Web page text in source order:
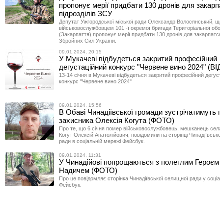
пропонує мерії придбати 130 дронів для
підрозділів ЗСУ
Депутат Ужгородської міської ради Олександр Волосянський,
військовослужбовцем 101 -ї окремої бригади Територіальної
(Закарпаття) пропонує мерії придбати 130 дронів для
Збройних Сил України.
09.01.2024, 20:15
У Мукачеві відбудеться закритий професійний
дегустаційний конкурс "Червене вино 2024"
13-14 січня в Мукачеві відбудеться закритий професійний
конкурс "Червене вино 2024"
09.01.2024, 15:56
В Обаві Чинадіївської громади зустрічатимуть
захисника Олексія Когута (ФОТО)
Про те, що 6 січня помер військовослужбовець, мешканець
Когут Олексій Анатолійович, повідомили на сторінці
ради в соціальній мережі Фейсбук.
09.01.2024, 11:31
У Чинадійові попрощаються з полеглим
Надичем (ФОТО)
Про це повідомляє сторінка Чинадіївської селищної ради у
Фейсбук.